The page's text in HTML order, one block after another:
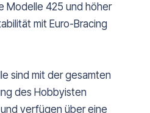
Modelle 425 und höher
mit Euro-Bracing
sind mit der gesamten
des Hobbyisten
verfügen über eine